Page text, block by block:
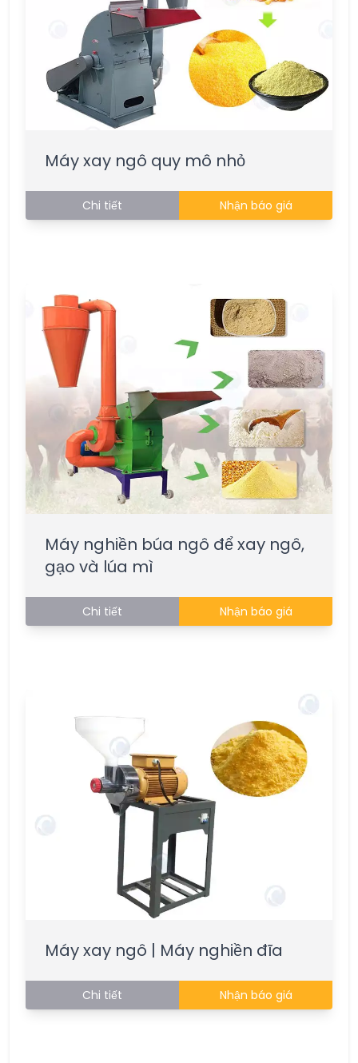
Máy xay ngô quy mô nhỏ
Chi tiết Nhận báo giá
Máy nghiền búa ngô để xay ngô,
gạo và lúa mì
Chi tiết Nhận báo giá
Máy xay ngô | Máy nghiền đĩa
Chi tiết Nhận báo giá